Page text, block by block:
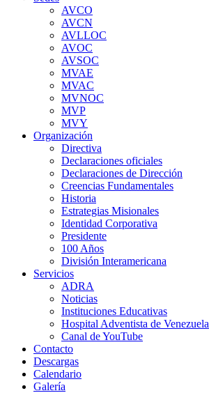
AVCO
AVCN
AVLLOC
AVOC
AVSOC
MVAE
MVAC
MVNOC
MVP
MVY
Organización
Directiva
Declaraciones oficiales
Declaraciones de Dirección
Creencias Fundamentales
Historia
Estrategias Misionales
Identidad Corporativa
Presidente
100 Años
División Interamericana
Servicios
ADRA
Noticias
Instituciones Educativas
Hospital Adventista de Venezuela
Canal de YouTube
Contacto
Descargas
Calendario
Galería